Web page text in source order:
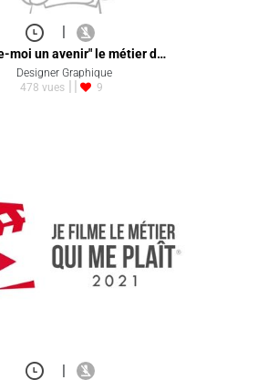
|
moi un avenir" le métier d…
Designer Graphique
478 vues
9
|